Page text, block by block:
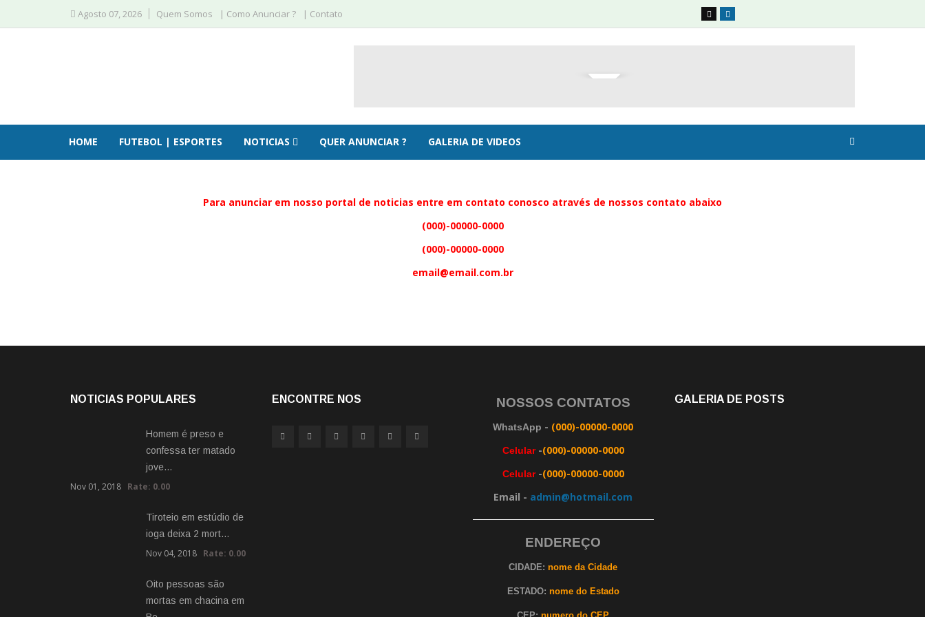
Agosto 07, 2026 Quem Somos | Como Anunciar ? | Contato
HOME FUTEBOL | ESPORTES NOTICIAS QUER ANUNCIAR ? GALERIA DE VIDEOS
Para anunciar em nosso portal de noticias entre em contato conosco através de nossos contato abaixo
(000)-00000-0000
(000)-00000-0000
email@email.com.br
NOTICIAS POPULARES
Homem é preso e
confessa ter matado
jove…
Nov 01, 2018 Rate: 0.00
Tiroteio em estúdio de
ioga deixa 2 mort…
Nov 04, 2018 Rate: 0.00
Oito pessoas são
mortas em chacina em
ENCONTRE NOS NOSSOS CONTATOS
WhatsApp - (000)-00000-0000
Celular -(000)-00000-0000
Celular-(000)-00000-0000
Email - admin@hotmail.com
ENDEREÇO
CIDADE:nome da Cidade
ESTADO: nome do Estado
GALERIA DE POSTS